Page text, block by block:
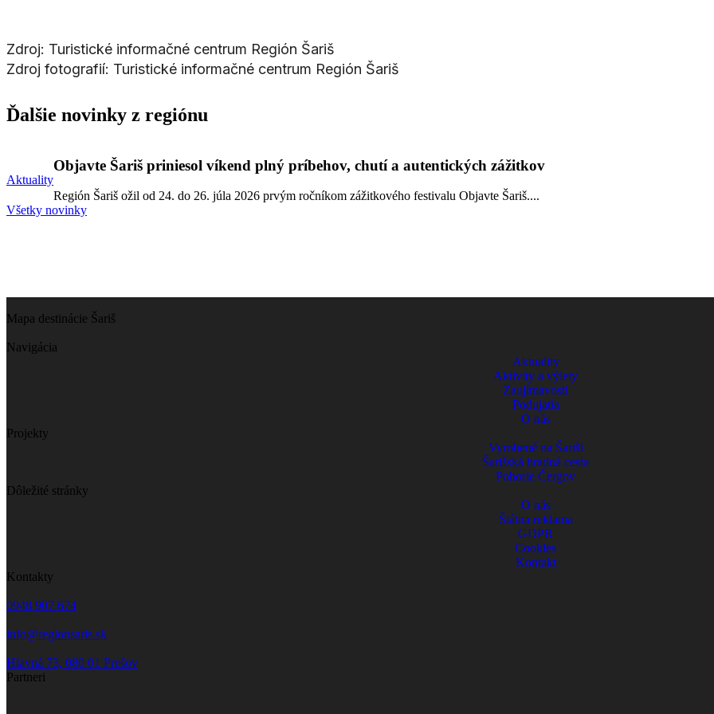
Zdroj: Turistické informačné centrum Región Šariš
Zdroj fotografií: Turistické informačné centrum Región Šariš
Ďalšie novinky z regiónu
Aktuality
Objavte Šariš priniesol víkend plný príbehov, chutí a autentických zážitkov
Región Šariš ožil od 24. do 26. júla 2026 prvým ročníkom zážitkového festivalu Objavte Šariš....
Všetky novinky
Mapa destinácie Šariš
Navigácia
Aktuality
Aktivity a výlety
Zaujímavosti
Podujatia
O nás
Projekty
Vyrobené na Šariši
Šarišská hradná cesta
Pohorie Čergov
Dôležité stránky
O nás
Štátna reklama
GDPR
Cookies
Kontakt
Kontakty
0948 907 674
info@regionsaris.sk
Hlavná 73, 080 01 Prešov
Partneri